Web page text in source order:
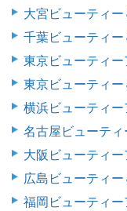
大宮ビューティ
千葉ビューティ
東京ビューティ
東京ビューティ
横浜ビューティ
名古屋ビューテ
大阪ビューティ
広島ビューティ
福岡ビューティ